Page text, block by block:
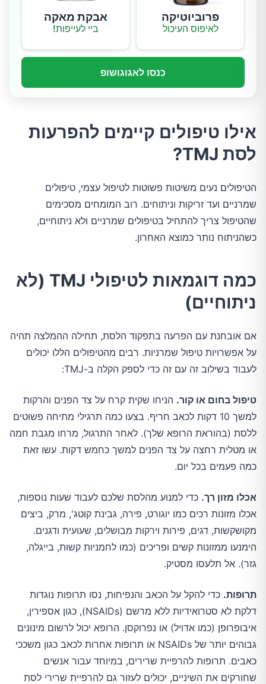
פרוביוטיקה
לאיפוס העיכול
אבקת מאקה
ביי לעייפות!
כנסו לאגוגושופ
אילו טיפולים קיימים להפרעות
לסת TMJ?
הטיפולים נעים משיטות פשוטות לטיפול עצמי, טיפולים
שמרניים ועד זריקות וניתוחים. רוב המומחים מסכימים
שהטיפול צריך להתחיל בטיפולים שמרניים ולא ניתוחיים,
כשהניתוח נותר כמוצא האחרון.
כמה דוגמאות לטיפולי TMJ (לא
ניתוחיים)
אם אובחנת עם הפרעה בתפקוד הלסת, תחילה ההמלצה תהיה
על אפשרויות טיפול שמרניות. רבים מהטיפולים הללו יכולים
לעבוד בשילוב זה עם זה כדי לספק הקלה ב-TMJ:
טיפול בחום או קור. הניחו שקית קרח על צד הפנים והרקות
למשך 10 דקות לכאב חריף. בצעו כמה תרגילי מתיחה פשוטים
ללסת (בהוראת הרופא שלך). לאחר התרגול, מרחו מגבת חמה
או מטלית רחצה על צד הפנים למשך כחמש דקות. עשו זאת
כמה פעמים בכל יום.
אכלו מזון רך. כדי למנוע מהלסת שלכם לעבוד שעות נוספות,
אכלו מזונות רכים כמו יוגורט, פירה, גבינת קוטג', מרק, ביצים
מקושקשות, דגים, פירות וירקות מבושלים, שעועית ודגנים.
הימנעו ממזונות קשים ופריכים (כמו לחמניות קשות, בייגלה,
גזר). אל תלעסו מסטיק.
תרופות. כדי להקל על הכאב והנפיחות, נסו תרופות נוגדות
דלקת לא סטרואידיות ללא מרשם (NSAIDs), כגון אספירין,
איבופרופן (כמו אדויל) או נפרוקסן. הרופא יכול לרשום מינונים
גבוהים יותר של NSAIDs או תרופות אחרות לכאב כגון משככי
כאבים. תרופות להרפיית שרירים, במיוחד עבור אנשים
שחורקים את השיניים, יכולים לעזור גם להרפיית שרירי לסת